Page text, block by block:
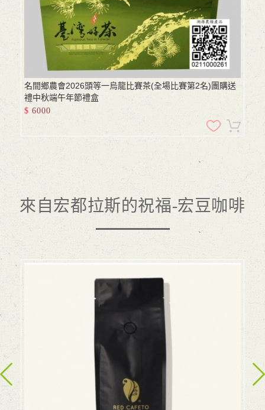
名間鄉農會2026頭等一烏龍比賽茶(全場比賽第2名)團購送
禮中秋端午年節禮盒
$ 6000
來自宏都拉斯的祝福-宏豆咖啡